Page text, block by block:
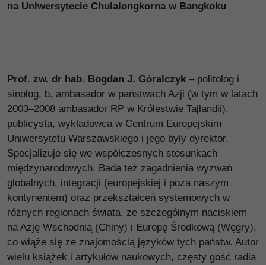
na Uniwersytecie Chulalongkorna w Bangkoku
Prof. zw. dr hab. Bogdan J. Góralczyk – politolog i
sinolog, b. ambasador w państwach Azji (w tym w latach
2003–2008 ambasador RP w Królestwie Tajlandii),
publicysta, wykładowca w Centrum Europejskim
Uniwersytetu Warszawskiego i jego były dyrektor.
Specjalizuje się we współczesnych stosunkach
międzynarodowych. Bada też zagadnienia wyzwań
globalnych, integracji (europejskiej i poza naszym
kontynentem) oraz przekształceń systemowych w
różnych regionach świata, ze szczególnym naciskiem
na Azję Wschodnią (Chiny) i Europę Środkową (Węgry),
co wiąże się ze znajomością języków tych państw. Autor
wielu książek i artykułów naukowych, częsty gość radia